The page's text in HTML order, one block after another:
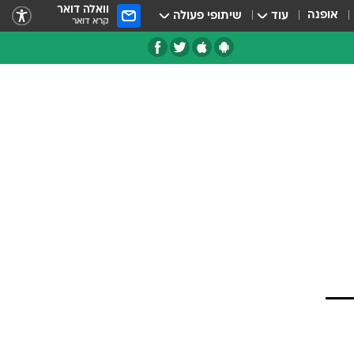
אופנה עוד שיתופי פעולה וואלה דואר
קרא דואר